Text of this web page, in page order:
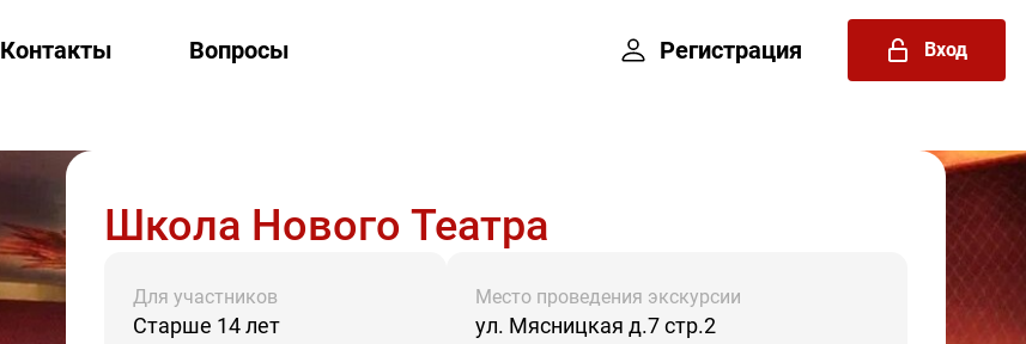
Контакты Вопросы Регистрация Вход
Школа Нового Театра
Для участников
Старше 14 лет
Место проведения экскурсии
ул. Мясницкая д.7 стр.2